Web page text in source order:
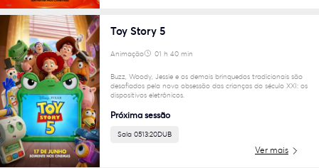
Toy Story 5
Animação 01 h 40 min
Buzz, Woody, Jessie e os demais brinquedos tradicionais são
desafiados pela nova obsessão das crianças do século XXI: os
dispositivos eletrônicos.
Próxima sessão
Sala 0513:20DUB
Ver mais